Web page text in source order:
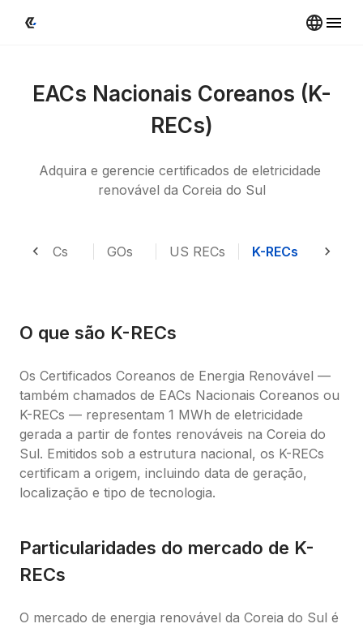
EACs Nacionais Coreanos (K-
RECs)
Adquira e gerencie certificados de eletricidade
renovável da Coreia do Sul
I-RECs GOs US RECs K-RECs
O que são K-RECs
Os Certificados Coreanos de Energia Renovável —
também chamados de EACs Nacionais Coreanos ou
K-RECs — representam 1 MWh de eletricidade
gerada a partir de fontes renováveis na Coreia do
Sul. Emitidos sob a estrutura nacional, os K-RECs
certificam a origem, incluindo data de geração,
localização e tipo de tecnologia.
Particularidades do mercado de K-
RECs
O mercado de energia renovável da Coreia do Sul é